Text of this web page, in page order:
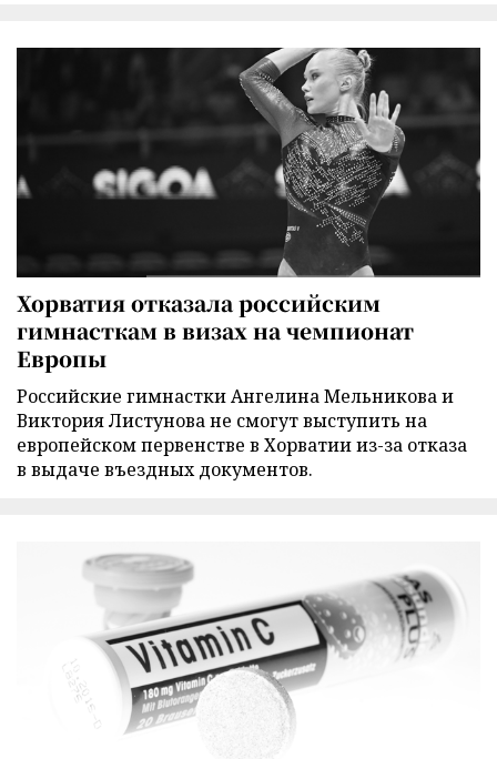
Хорватия отказала российским
гимнасткам в визах на чемпионат
Европы
Российские гимнастки Ангелина Мельникова и
Виктория Листунова не смогут выступить на
европейском первенстве в Хорватии из-за отказа
в выдаче въездных документов.